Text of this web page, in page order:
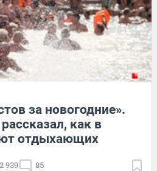
за новогодние».
как в
отдыхающих
2 939 85